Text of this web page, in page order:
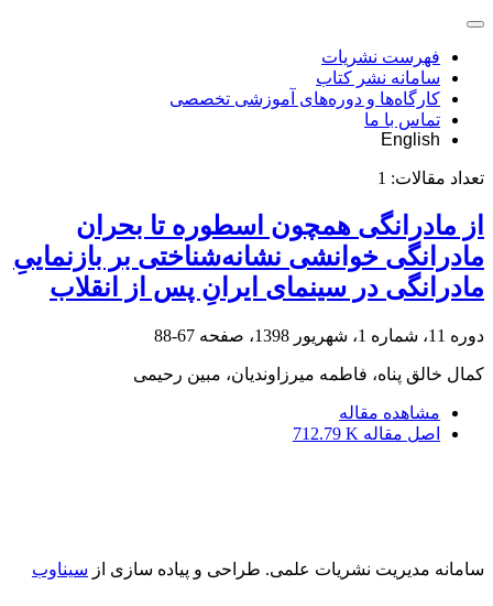
فهرست نشریات
سامانه نشر کتاب
کارگاه‌ها و دوره‌های آموزشی تخصصی
تماس با ما
English
تعداد مقالات: 1
از مادرانگی همچون اسطوره تا بحران
مادرانگی خوانشی نشانه‌شناختی بر بازنماییِ
مادرانگی در سینمای ایرانِ پس از انقلاب
دوره 11، شماره 1، شهریور 1398، صفحه 67-88
کمال خالق پناه، فاطمه میرزاوندیان، مبین رحیمی
مشاهده مقاله
اصل مقاله 712.79 K
سامانه مدیریت نشریات علمی. طراحی و پیاده سازی از سیناوب